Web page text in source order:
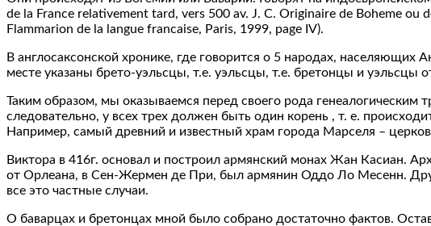
de la France relativement tard, vers 500 av. J. C. Originaire de Boheme
Flammarion de la langue francaise, Paris, 1999, page IV).
В англосаксонской хронике, где говорится о 5 народах,
месте указаны брето-уэльсцы, т.е. уэльсцы, т.е. бретонцы и
Таким образом, мы оказываемся перед своего рода генеалогическим
следовательно, у всех трех должен быть один корень , т. е.
Например, самый древний и известный храм города Марселя –
Виктора в 416г. основал и построил армянский монах Жан Касиан.
от Орлеана, в Сен-Жермен де При, был армянин Оддо Ло Месенн.
все это частные случаи.
О баварцах и бретонцах мной было собрано достаточно фактов.